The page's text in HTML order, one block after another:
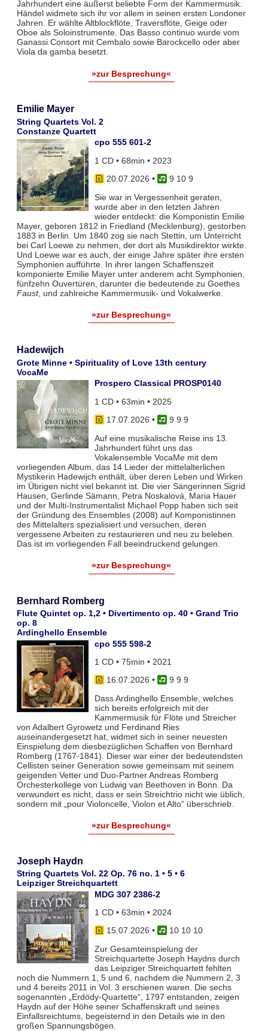
Jahrhundert eine äußerst beliebte Form der Kammermusik.
Händel widmete sich ihr vor allem in seinen ersten Londoner
Jahren. Er wählte Altblockflöte, Traversflöte, Geige oder
Oboe als Soloinstrumente. Das Basso continuo wurde vom
Ganassi Consort mit Cembalo sowie Barockcello oder aber
Viola da gamba besetzt.
»zur Besprechung«
Emilie Mayer
String Quartets Vol. 2
Constanze Quartett
cpo 555 601-2
1 CD • 68min • 2023
20.07.2026 •
9 10 9
Sie war in Vergessenheit geraten,
wurde aber in den letzten Jahren
wieder entdeckt: die Komponistin Emilie
Mayer, geboren 1812 in Friedland (Mecklenburg), gestorben
1883 in Berlin. Um 1840 zog sie nach Stettin, um Unterricht
bei Carl Loewe zu nehmen, der dort als Musikdirektor wirkte.
Und Loewe war es auch, der einige Jahre später ihre ersten
Symphonien aufführte. In ihrer langen Schaffenszeit
komponierte Emilie Mayer unter anderem acht Symphonien,
fünfzehn Ouvertüren, darunter die bedeutende zu Goethes
Faust, und zahlreiche Kammermusik- und Vokalwerke.
»zur Besprechung«
Hadewijch
Grote Minne • Spirituality of Love 13th century
VocaMe
Prospero Classical PROSP0140
1 CD • 63min • 2025
17.07.2026 •
9 9 9
Auf eine musikalische Reise ins 13.
Jahrhundert führt uns das
Vokalensemble VocaMe mit dem
vorliegenden Album, das 14 Lieder der mittelalterlichen
Mystikerin Hadewijch enthält, über deren Leben und Wirken
im Übrigen nicht viel bekannt ist. Die vier Sängerinnen Sigrid
Hausen, Gerlinde Sämann, Petra Noskalová, Maria Hauer
und der Multi-Instrumentalist Michael Popp haben sich seit
der Gründung des Ensembles (2008) auf Komponistinnen
des Mittelalters spezialisiert und versuchen, deren
vergessene Arbeiten zu restaurieren und neu zu beleben.
Das ist im vorliegenden Fall beeindruckend gelungen.
»zur Besprechung«
Bernhard Romberg
Flute Quintet op. 1,2 • Divertimento op. 40 • Grand Trio
op. 8
Ardinghello Ensemble
cpo 555 598-2
1 CD • 75min • 2021
16.07.2026 •
9 9 9
Dass Ardinghello Ensemble, welches
sich bereits erfolgreich mit der
Kammermusik für Flöte und Streicher
von Adalbert Gyrowetz und Ferdinand Ries
auseinandergesetzt hat, widmet sich in seiner neuesten
Einspielung dem diesbezüglichen Schaffen von Bernhard
Romberg (1767-1841). Dieser war einer der bedeutendsten
Cellisten seiner Generation sowie gemeinsam mit seinem
geigenden Vetter und Duo-Partner Andreas Romberg
Orchesterkollege von Ludwig van Beethoven in Bonn. Da
verwundert es nicht, dass er sein Streichtrio nicht wie üblich,
sondern mit „pour Violoncelle, Violon et Alto“ überschrieb.
»zur Besprechung«
Joseph Haydn
String Quartets Vol. 22 Op. 76 no. 1 • 5 • 6
Leipziger Streichquartett
MDG 307 2386-2
1 CD • 63min • 2024
15.07.2026 •
10 10 10
Zur Gesamteinspielung der
Streichquartette Joseph Haydns durch
das Leipziger Streichquartett fehlten
noch die Nummern 1, 5 und 6, nachdem die Nummern 2, 3
und 4 bereits 2011 in Vol. 3 erschienen waren. Die sechs
sogenannten „Erdödy-Quartette“, 1797 entstanden, zeigen
Haydn auf der Höhe seiner Schaffenskraft und seines
Einfallsreichtums, begeisternd in den Details wie in den
großen Spannungsbögen.